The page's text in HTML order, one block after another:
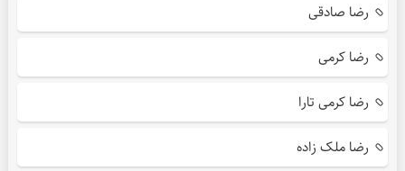
رضا صادقی
رضا کرمی
رضا کرمی تارا
رضا ملک زاده